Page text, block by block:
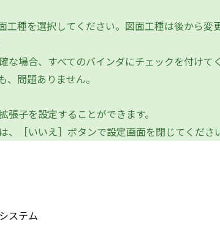
種を選択してください。図面工種は後から変
場合、すべてのバインダにチェックを付けて
問題ありません。
子を設定することができます。
［いいえ］ボタンで設定画面を閉じてくださ
ステム